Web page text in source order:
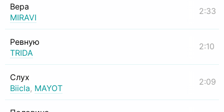
Вера
MIRAVI
2:33
Ревную
TRIDA
2:10
Слух
Biicla, MAYOT
2:09